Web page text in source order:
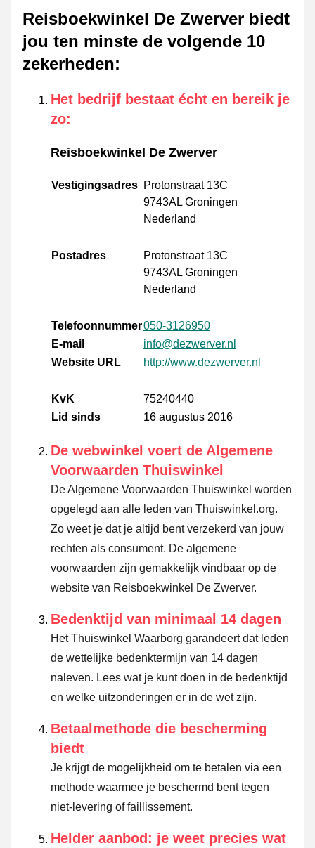
Reisboekwinkel De Zwerver biedt
jou ten minste de volgende 10
zekerheden:
Het bedrijf bestaat écht en bereik je
zo:
Reisboekwinkel De Zwerver
Vestigingsadres Protonstraat 13C
9743AL Groningen
Nederland
Postadres
Protonstraat 13C
9743AL Groningen
Nederland
Telefoonnummer050-3126950
E-mail
info@dezwerver.nl
Website URL
http://www.dezwerver.nl
KvK
75240440
Lid sinds
16 augustus 2016
De webwinkel voert de Algemene
Voorwaarden Thuiswinkel
De Algemene Voorwaarden Thuiswinkel worden
opgelegd aan alle leden van Thuiswinkel.org.
Zo weet je dat je altijd bent verzekerd van jouw
rechten als consument. De algemene
voorwaarden zijn gemakkelijk vindbaar op de
website van Reisboekwinkel De Zwerver.
Bedenktijd van minimaal 14 dagen
Het Thuiswinkel Waarborg garandeert dat leden
de wettelijke bedenktermijn van 14 dagen
naleven. Lees wat je kunt doen in de bedenktijd
en welke uitzonderingen er in de wet zijn.
Betaalmethode die bescherming
biedt
Je krijgt de mogelijkheid om te betalen via een
methode waarmee je beschermd bent tegen
niet-levering of faillissement.
Helder aanbod: je weet precies wat